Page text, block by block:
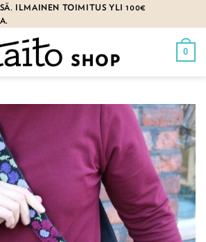
ILMAINEN TOIMITUS YLI 100€
0